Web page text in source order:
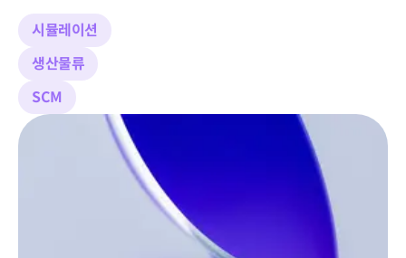
시뮬레이션
생산물류
SCM